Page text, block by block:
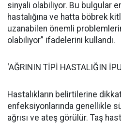
sinyali olabiliyor. Bu bulgular
hastalığına ve hatta böbrek
uzanabilen önemli
olabiliyor” ifadelerini kullandı.
‘AĞRININ TİPİ HASTALIĞIN
Hastalıkların belirtilerine
enfeksiyonlarında genellikle
ağrısı ve ateş görülür. Taş